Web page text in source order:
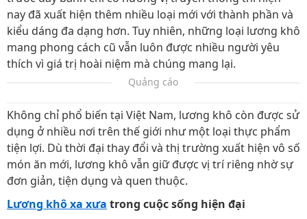
nay đã xuất hiện thêm nhiều loại mới với thành phần và
kiểu dáng đa dạng hơn. Tuy nhiên, những loại lương khô
mang phong cách cũ vẫn luôn được nhiều người yêu
thích vì giá trị hoài niệm mà chúng mang lại.
Quảng cáo
Không chỉ phổ biến tại Việt Nam, lương khô còn được sử
dụng ở nhiều nơi trên thế giới như một loại thực phẩm
tiện lợi. Dù thời đại thay đổi và thị trường xuất hiện vô số
món ăn mới, lương khô vẫn giữ được vị trí riêng nhờ sự
đơn giản, tiện dụng và quen thuộc.
Lương khô xa xưa trong cuộc sống hiện đại